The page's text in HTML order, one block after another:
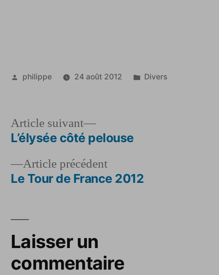
Publié
philippe 24 août 2012
Publié
Divers
Navigation
deArticle précédentArticle
précédent :
Le Tour de France 2012
Article suivant
Article
suivant :
L’élysée côté pelouse
Laisser un
commentaire